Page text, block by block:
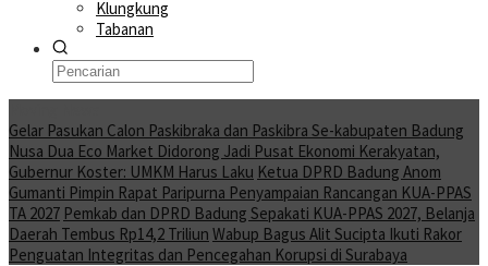
Klungkung
Tabanan
Gelar Pasukan Calon Paskibraka dan Paskibra Se-kabupaten Badung
Nusa Dua Eco Market Didorong Jadi Pusat Ekonomi Kerakyatan,
Gubernur Koster: UMKM Harus Laku Ketua DPRD Badung Anom
Gumanti Pimpin Rapat Paripurna Penyampaian Rancangan KUA-PPAS
TA 2027 Pemkab dan DPRD Badung Sepakati KUA-PPAS 2027, Belanja
Daerah Tembus Rp14,2 Triliun Wabup Bagus Alit Sucipta Ikuti Rakor
Penguatan Integritas dan Pencegahan Korupsi di Surabaya